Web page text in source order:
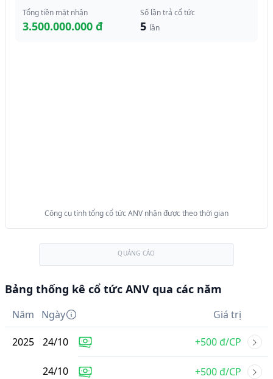
Tổng tiền mặt nhận
3.500.000.000 đ
Số lần trả cổ tức
5 lần
Công cụ tính tổng cổ tức ANV nhận được theo thời gian
QUẢNG CÁO
Bảng thống kê cổ tức ANV qua các năm
Năm Ngày Giá trị
2025 24/10 +500 đ/CP
24/10 +500 đ/CP